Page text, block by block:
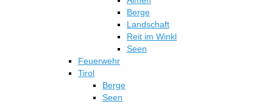
Berge
Landschaft
Reit im Winkl
Seen
Feuerwehr
Tirol
Berge
Seen